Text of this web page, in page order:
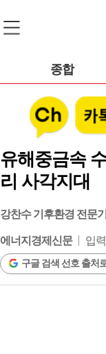
종합
유해중금속
리 사각지대
강찬수 기후환경 전문
에너지경제신문
입
구글 검색 선호 출처